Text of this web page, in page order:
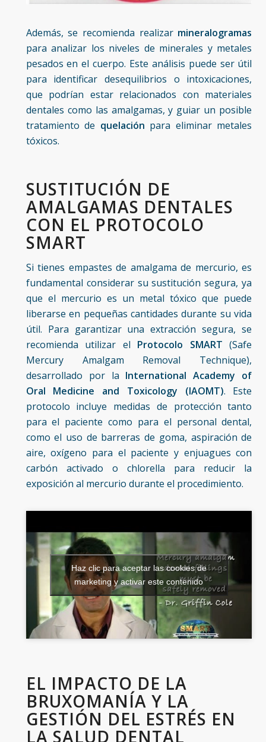
Además, se recomienda realizar mineralogramas
para analizar los niveles de minerales y metales
pesados en el cuerpo. Este análisis puede ser útil
para identificar desequilibrios o intoxicaciones,
que podrían estar relacionados con materiales
dentales como las amalgamas, y guiar un posible
tratamiento de quelación para eliminar metales
tóxicos.
SUSTITUCIÓN DE
AMALGAMAS DENTALES
CON EL PROTOCOLO
SMART
Si tienes empastes de amalgama de mercurio, es
fundamental considerar su sustitución segura, ya
que el mercurio es un metal tóxico que puede
liberarse en pequeñas cantidades durante su vida
útil. Para garantizar una extracción segura, se
recomienda utilizar el Protocolo SMART (Safe
Mercury Amalgam Removal Technique),
desarrollado por la International Academy of
Oral Medicine and Toxicology (IAOMT). Este
protocolo incluye medidas de protección tanto
para el paciente como para el personal dental,
como el uso de barreras de goma, aspiración de
aire, oxígeno para el paciente y enjuagues con
carbón activado o chlorella para reducir la
exposición al mercurio durante el procedimiento.
Haz clic para aceptar las cookies de
marketing y activar este contenido
EL IMPACTO DE LA
BRUXOMANÍA Y LA
GESTIÓN DEL ESTRÉS EN
LA SALUD DENTAL